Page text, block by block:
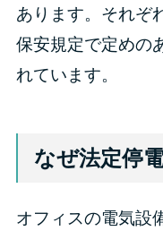
あります。それぞ
保安規定で定めの
れています。
なぜ法定停
オフィスの電気設